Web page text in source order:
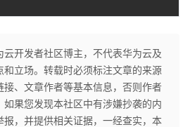
云开发者社区博主，不代表华为云及
立场。转载时必须标注文章的来源
接、文章作者等基本信息，否则作者
果您发现本社区中有涉嫌抄袭的内
，并提供相关证据，一经查实，本